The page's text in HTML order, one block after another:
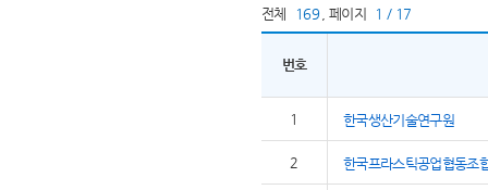
전체 169 페이지 1 / 17
번호
1 한국생산기술연구원
2 한국프라스틱공업협동조